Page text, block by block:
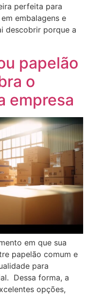
perfeita para
embalagens e
descobrir porque a
papelão
o
empresa
em que sua
papelão comum e
para
Dessa forma, a
opções,